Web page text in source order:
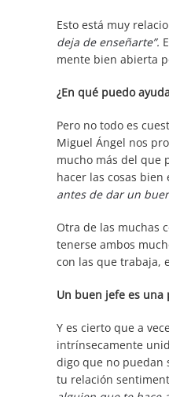
Esto está muy
deja de enseñarte”.
mente bien abierta
¿En qué puedo
Pero no todo es
Miguel Ángel nos
mucho más del que
hacer las cosas bien
antes de dar un
Otra de las muchas
tenerse ambos
con las que trabaja,
Un buen jefe es una
Y es cierto que a
intrínsecamente
digo que no puedan
tu relación